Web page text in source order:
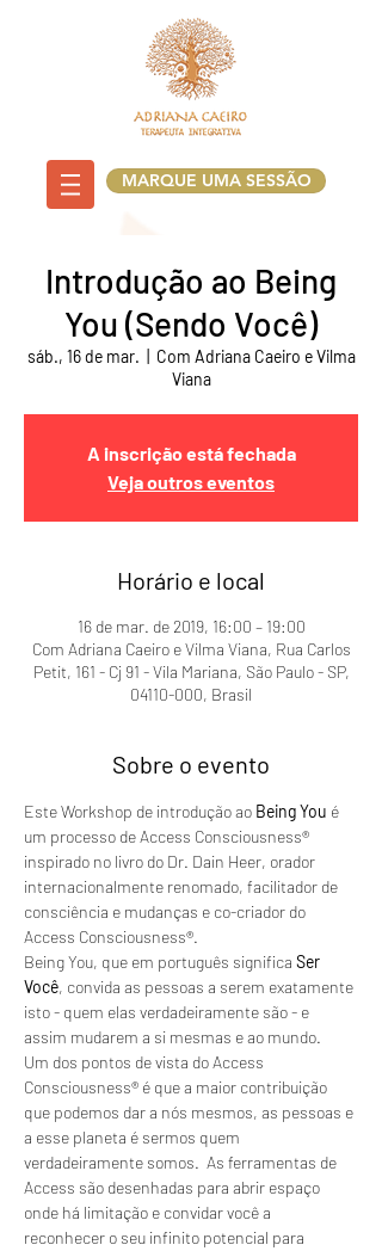
MARQUE UMA SESSÃO
Introdução ao Being
You (Sendo Você)
sáb., 16 de mar.
Com Adriana Caeiro e Vilma
Viana
A inscrição está fechada
Veja outros eventos
Horário e local
16 de mar. de 2019, 16:00 – 19:00
Com Adriana Caeiro e Vilma Viana, Rua Carlos
Petit, 161 - Cj 91 - Vila Mariana, São Paulo - SP,
04110-000, Brasil
Sobre o evento
Este Workshop de introdução ao Being You é
um processo de Access Consciousness®
inspirado no livro do Dr. Dain Heer, orador
internacionalmente renomado, facilitador de
consciência e mudanças e co-criador do
Access Consciousness®.
Being You, que em português significa Ser
Você, convida as pessoas a serem exatamente
isto - quem elas verdadeiramente são - e
assim mudarem a si mesmas e ao mundo.
Um dos pontos de vista do Access
Consciousness® é que a maior contribuição
que podemos dar a nós mesmos, as pessoas e
a esse planeta é sermos quem
verdadeiramente somos.  As ferramentas de
Access são desenhadas para abrir espaço
onde há limitação e convidar você a
reconhecer o seu infinito potencial para